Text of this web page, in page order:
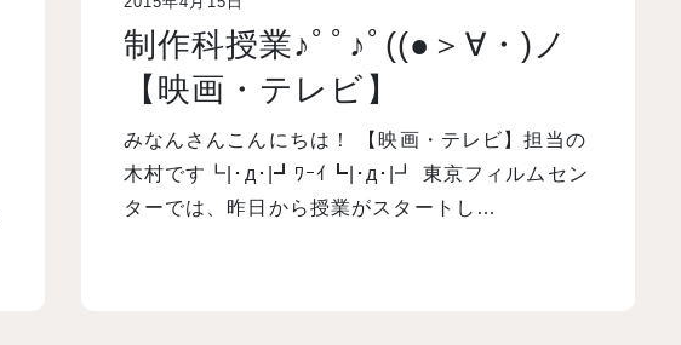
制作科授業♪ﾟﾟ♪ﾟ((●＞∀・)ノ
【映画・テレビ】
みなんさんこんにちは！ 【映画・テレビ】担当の
木村です┗|･д･|┛ﾜｰｲ┗|･д･|┛ 東京フィルムセン
ターでは、昨日から授業がスタートし…